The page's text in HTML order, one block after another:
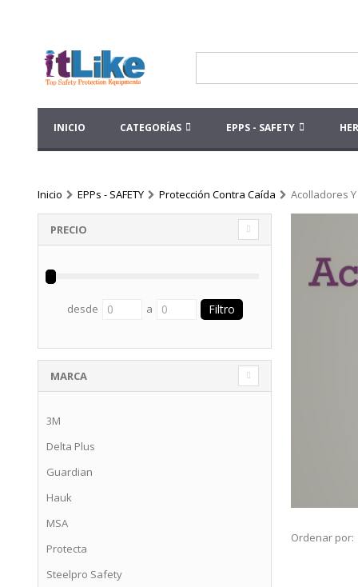
INICIO CATEGORÍAS EPPS - SAFETY
Inicio EPPs - SAFETY Protección Contra Caída Acolladores
Ordenar por:
PRECIO
desde a
MARCA
3M
Delta Plus
Guardian
Hauk
MSA
Protecta
Steelpro Safety